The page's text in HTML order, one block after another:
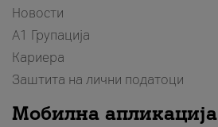
Новости
А1 Групација
Кариера
Заштита на лични податоци
Мобилна апликација